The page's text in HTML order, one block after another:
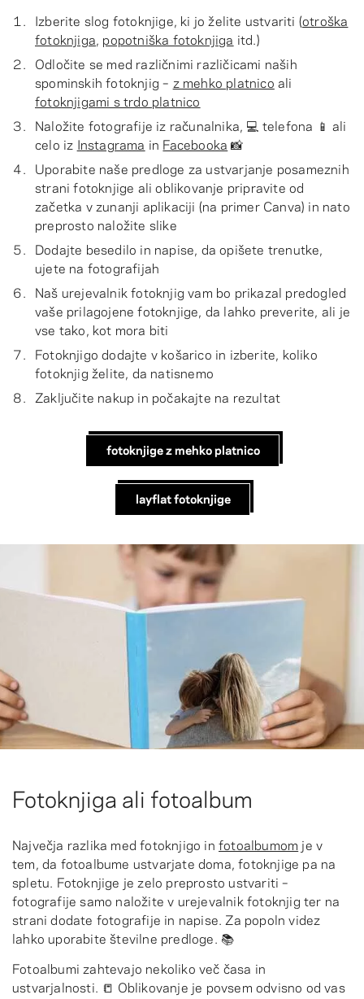
Izberite slog fotoknjige, ki jo želite ustvariti (otroška
fotoknjiga, popotniška fotoknjiga itd.)
Odločite se med različnimi različicami naših
spominskih fotoknjig – z mehko platnico ali
fotoknjigami s trdo platnico
Naložite fotografije iz računalnika, 💻 telefona 📱 ali
celo iz Instagrama in Facebooka 📸
Uporabite naše predloge za ustvarjanje posameznih
strani fotoknjige ali oblikovanje pripravite od
začetka v zunanji aplikaciji (na primer Canva) in nato
preprosto naložite slike
Dodajte besedilo in napise, da opišete trenutke,
ujete na fotografijah
Naš urejevalnik fotoknjig vam bo prikazal predogled
vaše prilagojene fotoknjige, da lahko preverite, ali je
vse tako, kot mora biti
Fotoknjigo dodajte v košarico in izberite, koliko
fotoknjig želite, da natisnemo
Zaključite nakup in počakajte na rezultat
fotoknjige z mehko platnico
layflat fotoknjige
Fotoknjiga ali fotoalbum
Največja razlika med fotoknjigo in fotoalbumom je v
tem, da fotoalbume ustvarjate doma, fotoknjige pa na
spletu. Fotoknjige je zelo preprosto ustvariti –
fotografije samo naložite v urejevalnik fotoknjig ter na
strani dodate fotografije in napise. Za popoln videz
lahko uporabite številne predloge. 📚
Fotoalbumi zahtevajo nekoliko več časa in
ustvarjalnosti. 📒 Oblikovanje je povsem odvisno od vas